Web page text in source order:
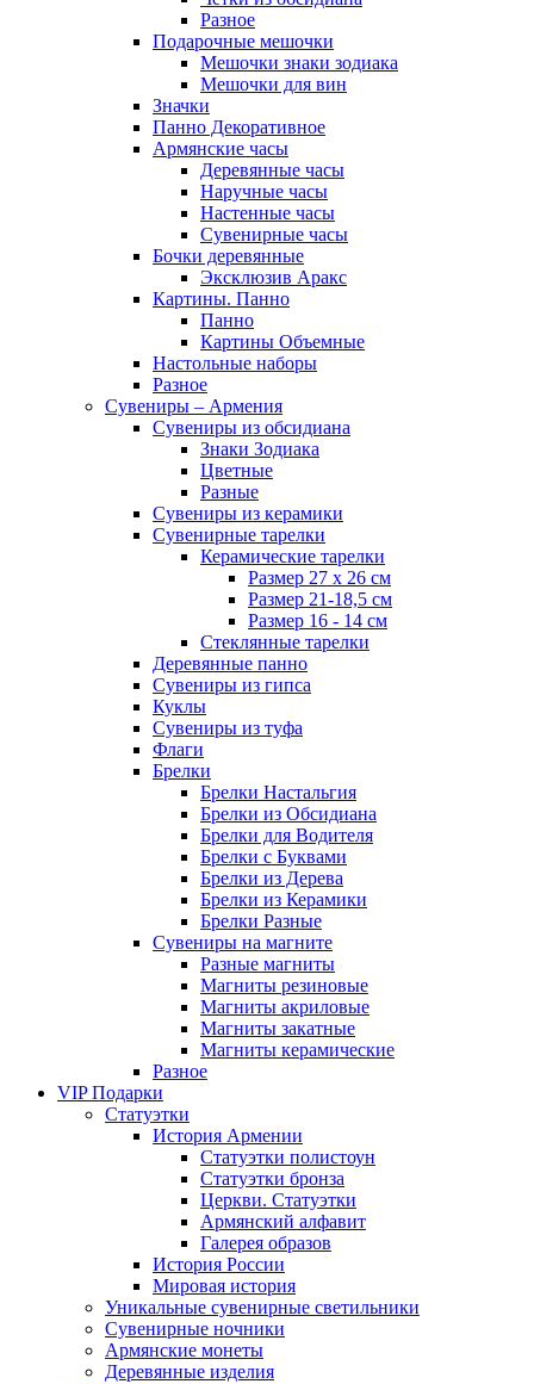
Разное
Подарочные мешочки
Мешочки знаки зодиака
Мешочки для вин
Значки
Панно Декоративное
Армянские часы
Деревянные часы
Наручные часы
Настенные часы
Сувенирные часы
Бочки деревянные
Эксклюзив Аракс
Картины. Панно
Панно
Картины Объемные
Настольные наборы
Разное
Сувениры – Армения
Сувениры из обсидиана
Знаки Зодиака
Цветные
Разные
Сувениры из керамики
Сувенирные тарелки
Керамические тарелки
Размер 27 х 26 см
Размер 21-18,5 см
Размер 16 - 14 см
Стеклянные тарелки
Деревянные панно
Сувениры из гипса
Куклы
Сувениры из туфа
Флаги
Брелки
Брелки Настальгия
Брелки из Обсидиана
Брелки для Водителя
Брелки с Буквами
Брелки из Дерева
Брелки из Керамики
Брелки Разные
Сувениры на магните
Разные магниты
Магниты резиновые
Магниты акриловые
Магниты закатные
Магниты керамические
Разное
VIP Подарки
Статуэтки
История Армении
Статуэтки полистоун
Статуэтки бронза
Церкви. Статуэтки
Армянский алфавит
Галерея образов
История России
Мировая история
Уникальные сувенирные светильники
Сувенирные ночники
Армянские монеты
Деревянные изделия